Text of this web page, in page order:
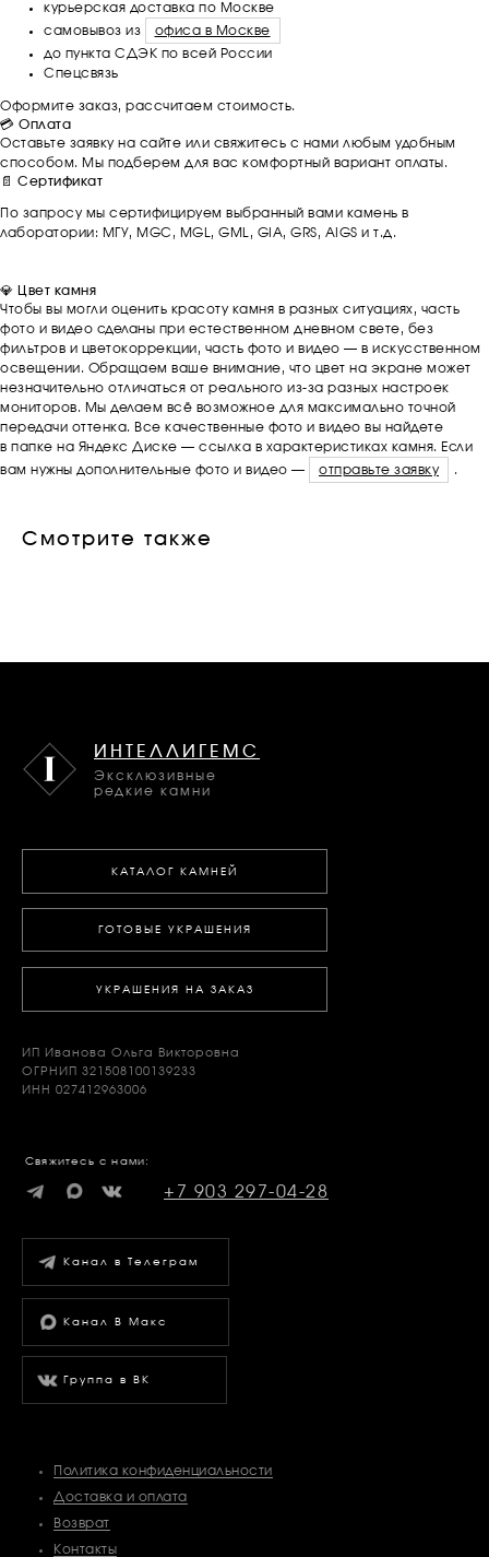
курьерская доставка по Москве
самовывоз из
офиса в Москве
до пункта СДЭК по всей России
Спецсвязь
Оформите заказ, рассчитаем стоимость.
💳 Оплата
Оставьте заявку на сайте или свяжитесь с нами любым удобным
способом. Мы подберем для вас комфортный вариант оплаты.
📄 Сертификат
По запросу мы сертифицируем выбранный вами камень в
лаборатории: МГУ, MGC, MGL, GML, GIA, GRS, AIGS и т.д.
💎 Цвет камня
Чтобы вы могли оценить красоту камня в разных ситуациях, часть
фото и видео сделаны при естественном дневном свете, без
фильтров и цветокоррекции, часть фото и видео — в искусственном
освещении. Обращаем ваше внимание, что цвет на экране может
незначительно отличаться от реального из-за разных настроек
мониторов. Мы делаем всё возможное для максимально точной
передачи оттенка. Все качественные фото и видео вы найдете
в папке на Яндекс Диске — ссылка в характеристиках камня. Если
вам нужны дополнительные фото и видео —
отправьте заявку .
Смотрите также
КАТАЛОГ КАМНЕЙ
УКРАШЕНИЯ НА ЗАКАЗ
ГОТОВЫЕ УКРАШЕНИЯ
Эксклюзивные
редкие камни
ИНТЕЛЛИГЕМС
Политика конфиденциальности
Доставка и оплата
Возврат
Контакты
+7 903 297-04-28
Канал В Макс
Группа в ВК
Канал в Телеграм
Свяжитесь с нами:
ИП Иванова Ольга Викторовна
ОГРНИП 321508100139233
ИНН 027412963006